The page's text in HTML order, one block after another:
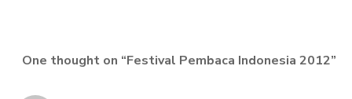
One thought on “Festival Pembaca Indonesia 2012”